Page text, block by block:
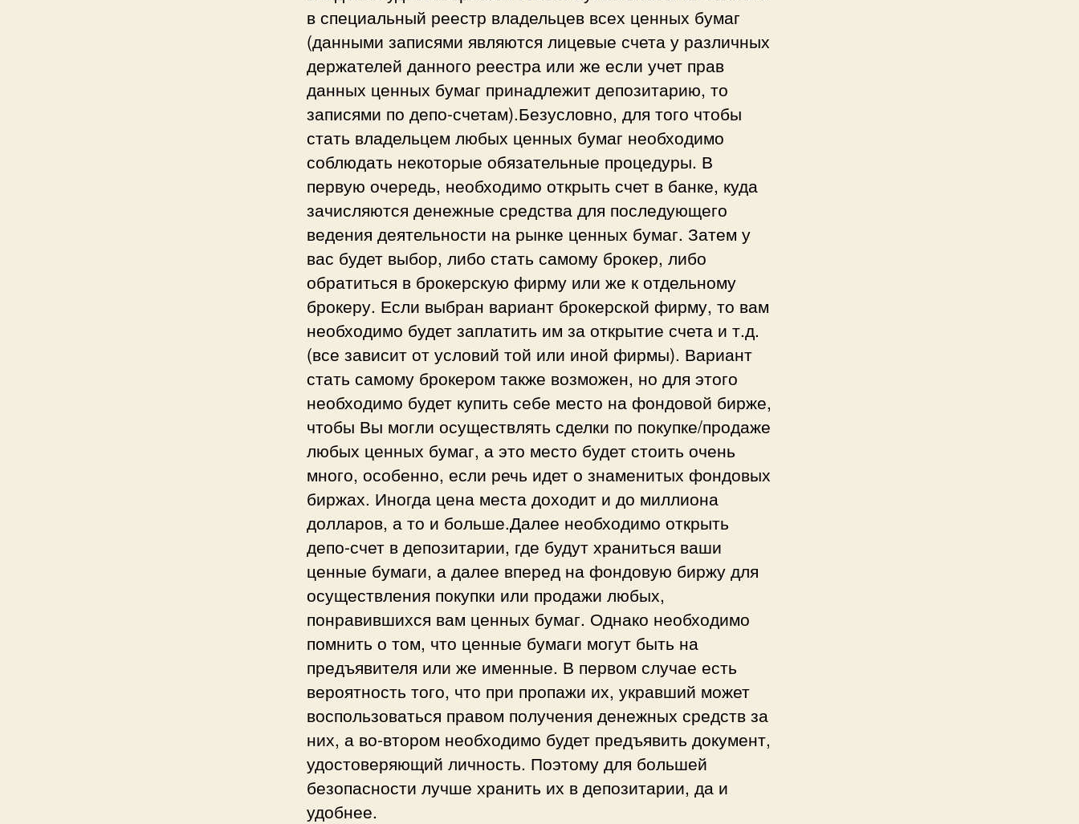
в специальный реестр владельцев всех ценных бумаг
(данными записями являются лицевые счета у различных
держателей данного реестра или же если учет прав
данных ценных бумаг принадлежит депозитарию, то
записями по депо-счетам).Безусловно, для того чтобы
стать владельцем любых ценных бумаг необходимо
соблюдать некоторые обязательные процедуры. В
первую очередь, необходимо открыть счет в банке, куда
зачисляются денежные средства для последующего
ведения деятельности на рынке ценных бумаг. Затем у
вас будет выбор, либо стать самому брокер, либо
обратиться в брокерскую фирму или же к отдельному
брокеру. Если выбран вариант брокерской фирму, то вам
необходимо будет заплатить им за открытие счета и т.д.
(все зависит от условий той или иной фирмы). Вариант
стать самому брокером также возможен, но для этого
необходимо будет купить себе место на фондовой бирже,
чтобы Вы могли осуществлять сделки по покупке/продаже
любых ценных бумаг, а это место будет стоить очень
много, особенно, если речь идет о знаменитых фондовых
биржах. Иногда цена места доходит и до миллиона
долларов, а то и больше.Далее необходимо открыть
депо-счет в депозитарии, где будут храниться ваши
ценные бумаги, а далее вперед на фондовую биржу для
осуществления покупки или продажи любых,
понравившихся вам ценных бумаг. Однако необходимо
помнить о том, что ценные бумаги могут быть на
предъявителя или же именные. В первом случае есть
вероятность того, что при пропажи их, укравший может
воспользоваться правом получения денежных средств за
них, а во-втором необходимо будет предъявить документ,
удостоверяющий личность. Поэтому для большей
безопасности лучше хранить их в депозитарии, да и
удобнее.